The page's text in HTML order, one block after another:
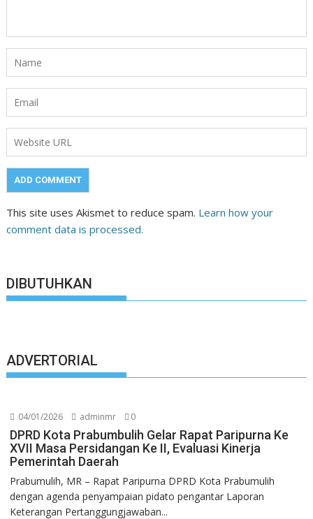
This site uses Akismet to reduce spam. Learn how your
comment data is processed.
DIBUTUHKAN
ADVERTORIAL
04/01/2026 adminmr 0
DPRD Kota Prabumbulih Gelar Rapat Paripurna Ke
XVII Masa Persidangan Ke II, Evaluasi Kinerja
Pemerintah Daerah
Prabumulih, MR – Rapat Paripurna DPRD Kota Prabumulih
dengan agenda penyampaian pidato pengantar Laporan
Keterangan Pertanggungjawaban...